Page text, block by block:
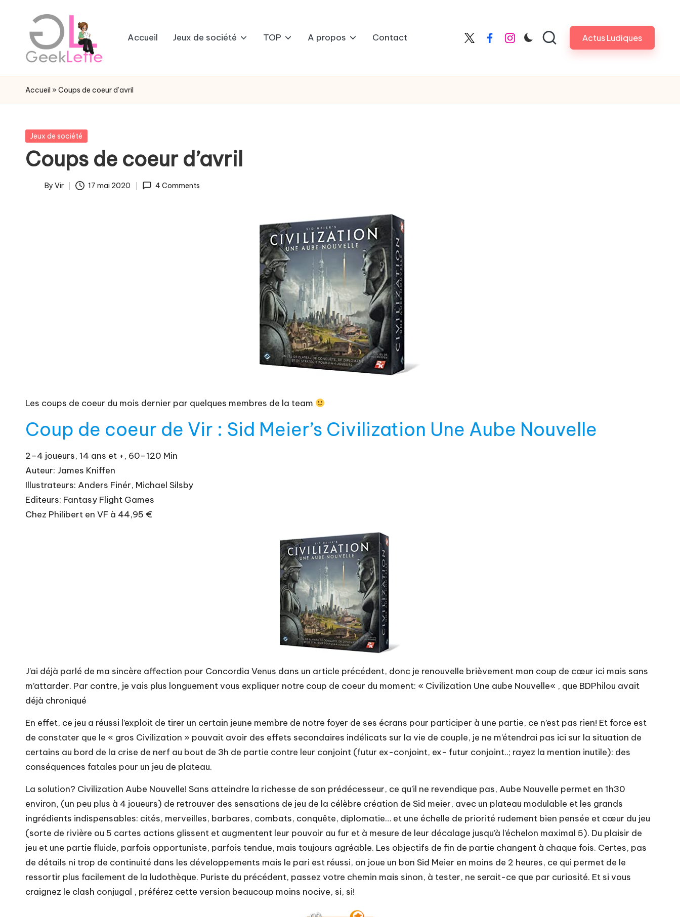
content
G
e
k
L
sur
les
de
société
Accueil Jeux de société TOP A propos Contact X FacebookInstagram Actus Ludiques
Accueil » Coups de coeur d’avril
Posted
Jeux de société
Coups de coeur d’avril
By Vir 17 mai 2020 4 Comments
Les coups de coeur du mois dernier par quelques membres de la team
Coup de coeur de Vir : Sid Meier’s Civilization Une Aube Nouvelle
2–4 joueurs, 14 ans et +, 60–120 Min
Auteur: James Kniffen
Illustrateurs: Anders Finér, Michael Silsby
Editeurs: Fantasy Flight Games
Chez Philibert en VF à 44,95 €
J’ai déjà parlé de ma sincère affection pour Concordia Venus dans un article précédent, donc je renouvelle brièvement mon coup de cœur ici mais sans
m’attarder. Par contre, je vais plus longuement vous expliquer notre coup de coeur du moment: « Civilization Une aube Nouvelle« , que BDPhilou avait
déjà chroniqué
En effet, ce jeu a réussi l’exploit de tirer un certain jeune membre de notre foyer de ses écrans pour participer à une partie, ce n’est pas rien! Et force est
de constater que le « gros Civilization » pouvait avoir des effets secondaires indélicats sur la vie de couple, je ne m’étendrai pas ici sur la situation de
certains au bord de la crise de nerf au bout de 3h de partie contre leur conjoint (futur ex-conjoint, ex- futur conjoint..; rayez la mention inutile): des
conséquences fatales pour un jeu de plateau.
La solution? Civilization Aube Nouvelle! Sans atteindre la richesse de son prédécesseur, ce qu’il ne revendique pas, Aube Nouvelle permet en 1h30
environ, (un peu plus à 4 joueurs) de retrouver des sensations de jeu de la célèbre création de Sid meier, avec un plateau modulable et les grands
ingrédients indispensables: cités, merveilles, barbares, combats, conquête, diplomatie… et une échelle de priorité rudement bien pensée et cœur du jeu
(sorte de rivière ou 5 cartes actions glissent et augmentent leur pouvoir au fur et à mesure de leur décalage jusqu’à l’échelon maximal 5). Du plaisir de
jeu et une partie fluide, parfois opportuniste, parfois tendue, mais toujours agréable. Les objectifs de fin de partie changent à chaque fois. Certes, pas
de détails ni trop de continuité dans les développements mais le pari est réussi, on joue un bon Sid Meier en moins de 2 heures, ce qui permet de le
ressortir plus facilement de la ludothèque. Puriste du précédent, passez votre chemin mais sinon, à tester, ne serait-ce que par curiosité. Et si vous
craignez le clash conjugal , préférez cette version beaucoup moins nocive, si, si!